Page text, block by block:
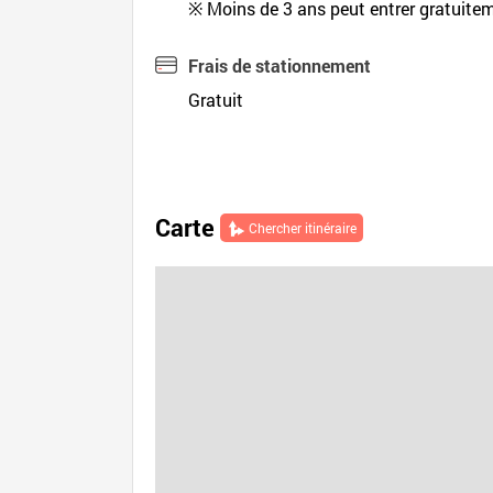
※ Moins de 3 ans peut entrer
Frais de stationnement
Gratuit
Carte Chercher itinéraire